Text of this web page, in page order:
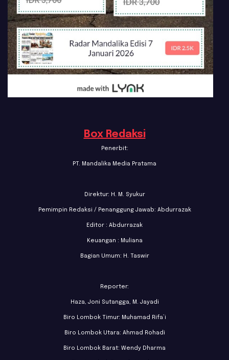
Box Redaksi
Penerbit:
PT. Mandalika Media Pratama
Direktur: H. M. Syukur
Pemimpin Redaksi / Penanggung Jawab: Abdurrazak
Editor : Abdurrazak
Keuangan : Muliana
Bagian Umum: H. Taswir
Reporter:
Haza, Joni Sutangga, M. Jayadi
Biro Lombok Timur: Muhamad Rifa’i
Biro Lombok Utara: Ahmad Rohadi
Biro Lombok Barat: Wendy Dharma